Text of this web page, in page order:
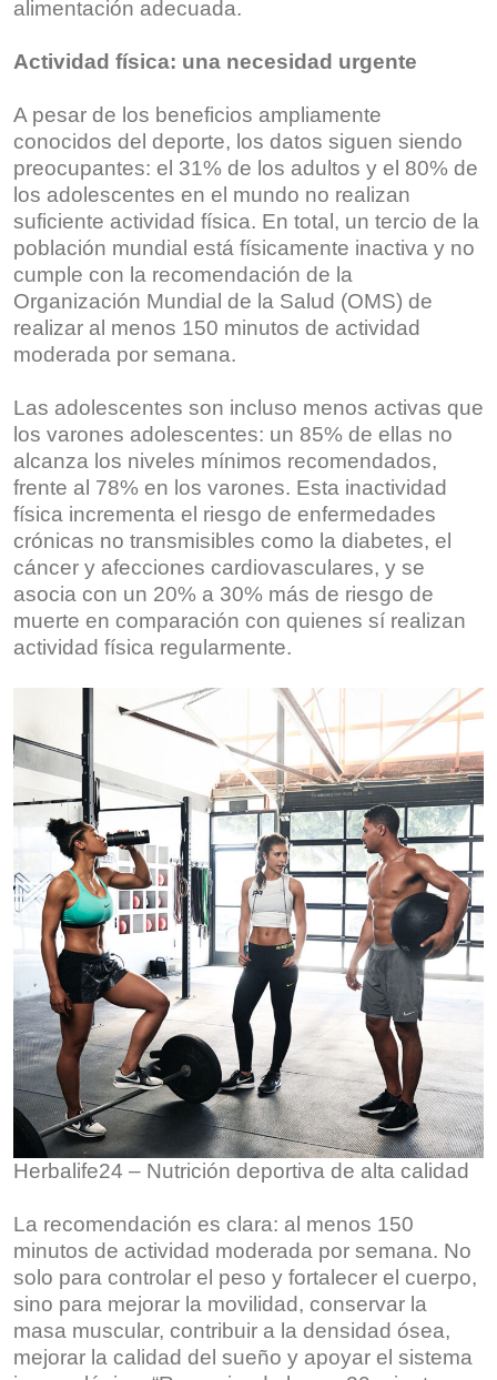
alimentación adecuada.
Actividad física: una necesidad urgente
A pesar de los beneficios ampliamente
conocidos del deporte, los datos siguen siendo
preocupantes: el 31% de los adultos y el 80% de
los adolescentes en el mundo no realizan
suficiente actividad física. En total, un tercio de la
población mundial está físicamente inactiva y no
cumple con la recomendación de la
Organización Mundial de la Salud (OMS) de
realizar al menos 150 minutos de actividad
moderada por semana.
Las adolescentes son incluso menos activas que
los varones adolescentes: un 85% de ellas no
alcanza los niveles mínimos recomendados,
frente al 78% en los varones. Esta inactividad
física incrementa el riesgo de enfermedades
crónicas no transmisibles como la diabetes, el
cáncer y afecciones cardiovasculares, y se
asocia con un 20% a 30% más de riesgo de
muerte en comparación con quienes sí realizan
actividad física regularmente.
Herbalife24 – Nutrición deportiva de alta calidad
La recomendación es clara: al menos 150
minutos de actividad moderada por semana. No
solo para controlar el peso y fortalecer el cuerpo,
sino para mejorar la movilidad, conservar la
masa muscular, contribuir a la densidad ósea,
mejorar la calidad del sueño y apoyar el sistema